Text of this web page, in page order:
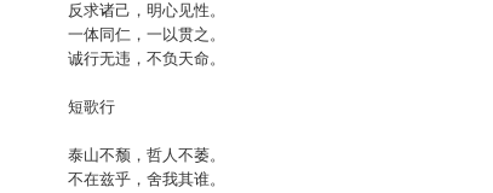
反求诸己，明心见性。
一体同仁，一以贯之。
诚行无违，不负天命。
短歌行
泰山不颓，哲人不萎。
不在兹乎，舍我其谁。